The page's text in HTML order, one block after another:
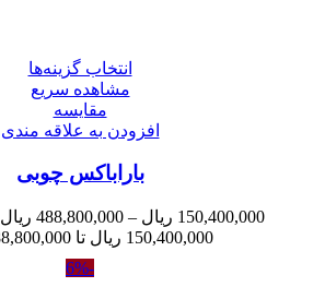
انتخاب گزینه‌ها
مشاهده سریع
مقایسه
افزودن به علاقه مندی
باراباکس چوبی
150,400,000 ریال –
488,800,000 ریال
150,400,000 ریال تا 488,800,000 ریال
-6%